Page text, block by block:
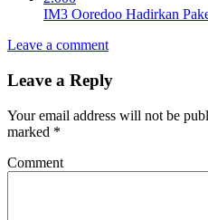
IM3 Ooredoo Hadirkan
Leave a comment
Leave a Reply
Your email address will not be
marked *
Comment